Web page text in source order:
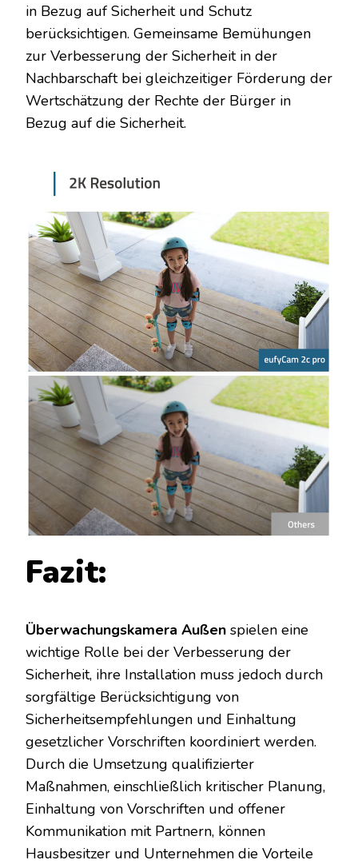
in Bezug auf Sicherheit und Schutz
berücksichtigen. Gemeinsame Bemühungen
zur Verbesserung der Sicherheit in der
Nachbarschaft bei gleichzeitiger Förderung der
Wertschätzung der Rechte der Bürger in
Bezug auf die Sicherheit.
Fazit:
Überwachungskamera Außen spielen eine
wichtige Rolle bei der Verbesserung der
Sicherheit, ihre Installation muss jedoch durch
sorgfältige Berücksichtigung von
Sicherheitsempfehlungen und Einhaltung
gesetzlicher Vorschriften koordiniert werden.
Durch die Umsetzung qualifizierter
Maßnahmen, einschließlich kritischer Planung,
Einhaltung von Vorschriften und offener
Kommunikation mit Partnern, können
Hausbesitzer und Unternehmen die Vorteile